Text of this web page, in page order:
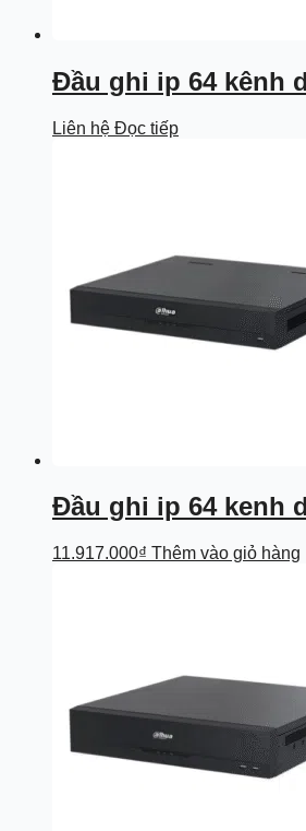
Đầu ghi ip 64 kênh
Liên hệ Đọc tiếp
Đầu ghi ip 64 kenh
11.917.000₫ Thêm vào giỏ hàng